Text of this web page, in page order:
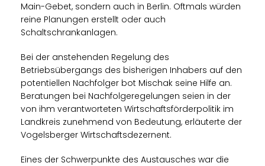
Main-Gebet, sondern auch in Berlin. Oftmals würden
reine Planungen erstellt oder auch
Schaltschrankanlagen.
Bei der anstehenden Regelung des
Betriebsübergangs des bisherigen Inhabers auf den
potentiellen Nachfolger bot Mischak seine Hilfe an.
Beratungen bei Nachfolgeregelungen seien in der
von ihm verantworteten Wirtschaftsförderpolitik im
Landkreis zunehmend von Bedeutung, erläuterte der
Vogelsberger Wirtschaftsdezernent.
Eines der Schwerpunkte des Austausches war die